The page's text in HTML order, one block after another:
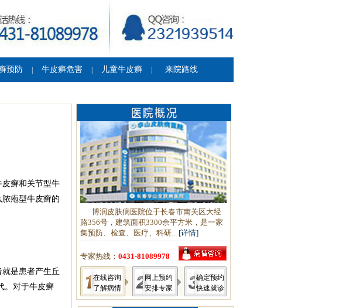
预防 牛皮癣危害 儿童牛皮癣 来院路线
癣和关节型牛
疱型牛皮癣的
是患者产生丘
。对于牛皮癣
博润皮肤病医院位于长春市南关区大经
路356号，建筑面积3300余平方米，是一家
集预防、检查、医疗、科研... [详情]
专家热线： 0431-81089978
在线咨询
了解病情
网上预约
安排专家
确定预约
快速就诊